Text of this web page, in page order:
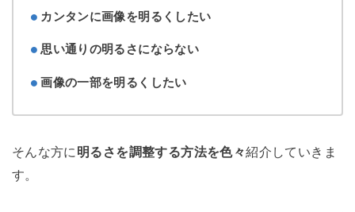
カンタンに画像を明るくしたい
思い通りの明るさにならない
画像の一部を明るくしたい
そんな方に 明るさを調整する方法を色々紹介していきま
す。